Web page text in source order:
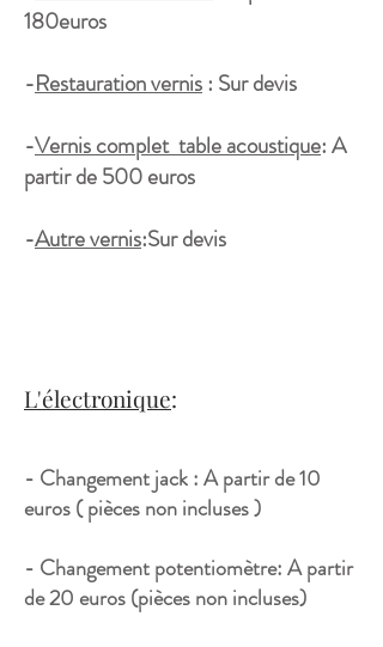
180euros
-Restauration vernis: Sur devis
-Vernis complet table acoustique: A
partir de 500 euros
-Autre vernis:Sur devis
L'électronique:
- Changement jack : A partir de 10
euros ( pièces non incluses )
- Changement potentiomètre: A partir
de 20 euros (pièces non incluses)